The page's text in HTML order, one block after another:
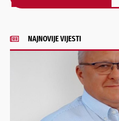
NAJNOVIJE VIJESTI